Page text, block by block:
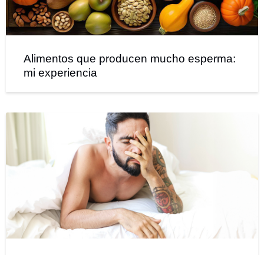
Alimentos que producen mucho esperma:
mi experiencia